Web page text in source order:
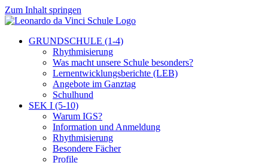
Zum Inhalt springen
GRUNDSCHULE (1-4)
Rhythmisierung
Was macht unsere Schule besonders?
Lernentwicklungsberichte (LEB)
Angebote im Ganztag
Schulhund
SEK I (5-10)
Warum IGS?
Information und Anmeldung
Rhythmisierung
Besondere Fächer
Profile